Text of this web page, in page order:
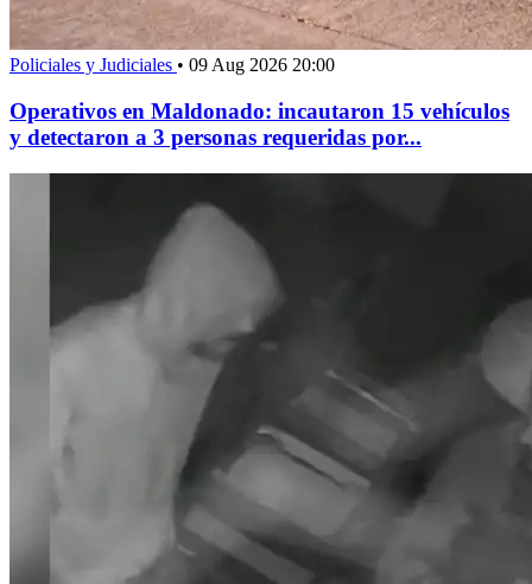
Policiales y Judiciales • 09 Aug 2026 20:00
Operativos en Maldonado: incautaron 15 vehículos
y detectaron a 3 personas requeridas por...